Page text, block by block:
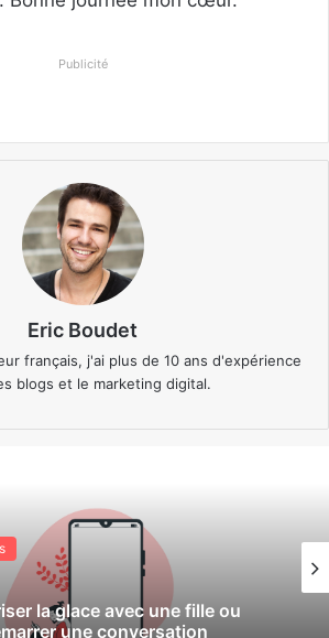
Publicité
Eric Boudet
français, j'ai plus de 10 ans d'expérience
blogs et le marketing digital.